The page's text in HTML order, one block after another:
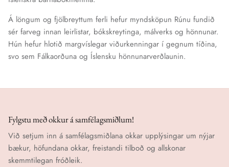
Á löngum og fjölbreyttum ferli hefur myndsköpun Rúnu fundið
sér farveg innan leirlistar, bókskreytinga, málverks og hönnunar.
Hún hefur hlotið margvíslegar viðurkenningar í gegnum tíðina,
svo sem Fálkaorðuna og Íslensku hönnunarverðlaunin.
Fylgstu með okkur á samfélagsmiðlum!
Við setjum inn á samfélagsmiðlana okkar upplýsingar um nýjar
bækur, höfundana okkar, freistandi tilboð og allskonar
skemmtilegan fróðleik.